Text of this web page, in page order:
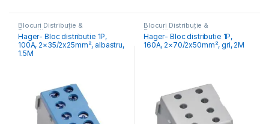
Blocuri Distribuție &
Repartitoare
Hager- Bloc distributie 1P,
100A, 2×35/2x25mm², albastru,
1.5M
Blocuri Distribuție &
Repartitoare
Hager- Bloc distributie 1P,
160A, 2×70/2x50mm², gri, 2M